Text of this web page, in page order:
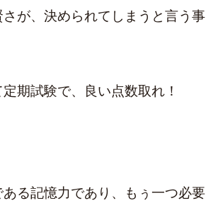
が、決められてしまうと言う事
期試験で、良い点数取れ！
る記憶力であり、もぅ一つ必要